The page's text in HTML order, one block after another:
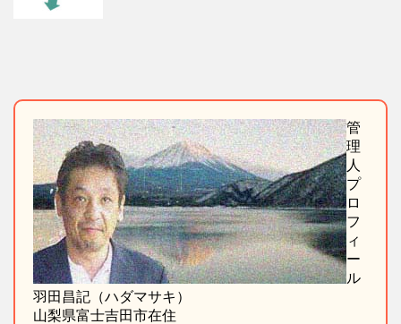
管
理
人
プ
ロ
フ
ィ
ー
ル
羽田昌記（ハダマサキ）
山梨県富士吉田市在住